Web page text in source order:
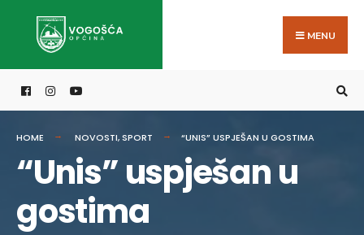
MENU
HOME NOVOSTI,SPORT “UNIS” USPJEŠAN U GOSTIMA
“Unis” uspješan u
gostima
for: